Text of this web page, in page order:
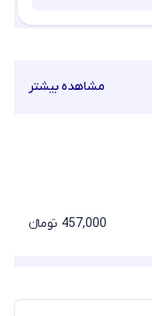
مشاهده بیشتر
457,000 تومانء